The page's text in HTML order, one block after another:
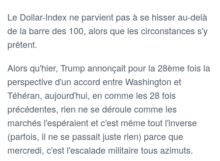
Le Dollar-Index ne parvient pas à se hisser au-delà
de la barre des 100, alors que les circonstances s'y
prêtent.
Alors qu'hier, Trump annonçait pour la 28ème fois la
perspective d'un accord entre Washington et
Téhéran, aujourd'hui, en comme les 28 fois
précédentes, rien ne se déroule comme les
marchés l'espéraient et c'est même tout l'inverse
(parfois, il ne se passait juste rien) parce que
mercredi, c'est l'escalade militaire tous azimuts.